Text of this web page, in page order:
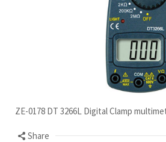
ZE-0178 DT 3266L Digital Clamp
Share